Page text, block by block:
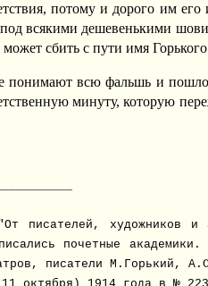
потому и дорого им его
всякими дешевенькими
сбить с пути имя
понимают всю фальшь и
минуту, которую
писателей, художников и
почетные
писатели М.Горький,